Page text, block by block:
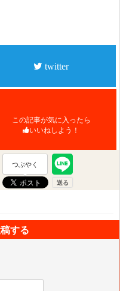
twitter
この記事が気に入ったら
いいねしよう！
つぶやく
する